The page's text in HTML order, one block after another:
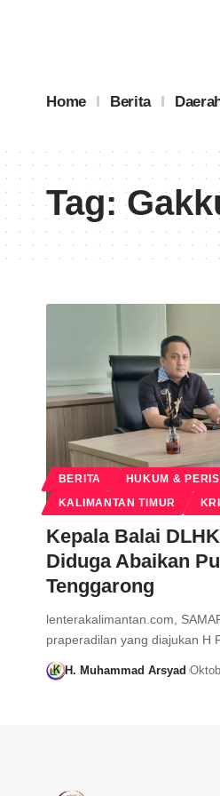
Home Berita
Tag:
BERITA HUKUM &
KALIMANTAN TIMUR
Kepala Balai
Diduga Abaikan
Tenggarong
lenterakalimantan.com,
praperadilan yang diajukan H
H. Muhammad Arsyad